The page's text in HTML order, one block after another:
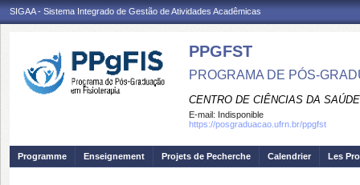
SIGAA - Sistema Integrado de Gestão de Atividades Acadêmicas
PPGFST
PROGRAMA DE PÓS-
CENTRO DE CIÊNCIAS DA SAÚDE
E-mail: Indisponible
https://posgraduacao.ufrn.br/ppgfst
Programme Enseignement Projets de Pecherche Calendrier Les